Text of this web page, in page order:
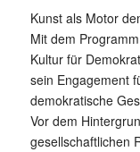
Kunst als Motor
Mit dem
Kultur für
sein Engagement
demokratische
Vor dem
gesellschaftlichen